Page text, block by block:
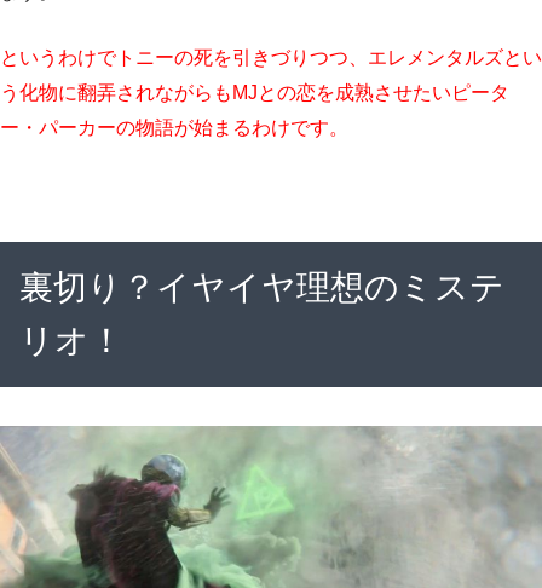
というわけでトニーの死を引きづりつつ、エレメンタルズとい
う化物に翻弄されながらもMJとの恋を成熟させたいピータ
ー・パーカーの物語が始まるわけです。
裏切り？イヤイヤ理想のミステ
リオ！